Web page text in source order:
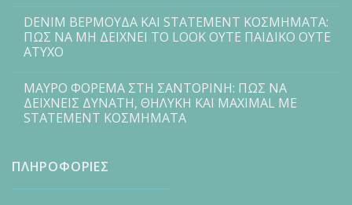
DENIM ΒΕΡΜΟΥΔΑ ΚΑΙ STATEMENT ΚΟΣΜΗΜΑΤΑ:
ΠΩΣ ΝΑ ΜΗ ΔΕΙΧΝΕΙ ΤΟ LOOK ΟΥΤΕ ΠΑΙΔΙΚΟ ΟΥΤΕ
ΑΤΥΧΟ
ΜΑΥΡΟ ΦΟΡΕΜΑ ΣΤΗ ΣΑΝΤΟΡΙΝΗ: ΠΩΣ ΝΑ
ΔΕΙΧΝΕΙΣ ΔΥΝΑΤΗ, ΘΗΛΥΚΗ ΚΑΙ MAXIMAL ΜΕ
STATEMENT ΚΟΣΜΗΜΑΤΑ
ΠΛΗΡΟΦΟΡΙΕΣ